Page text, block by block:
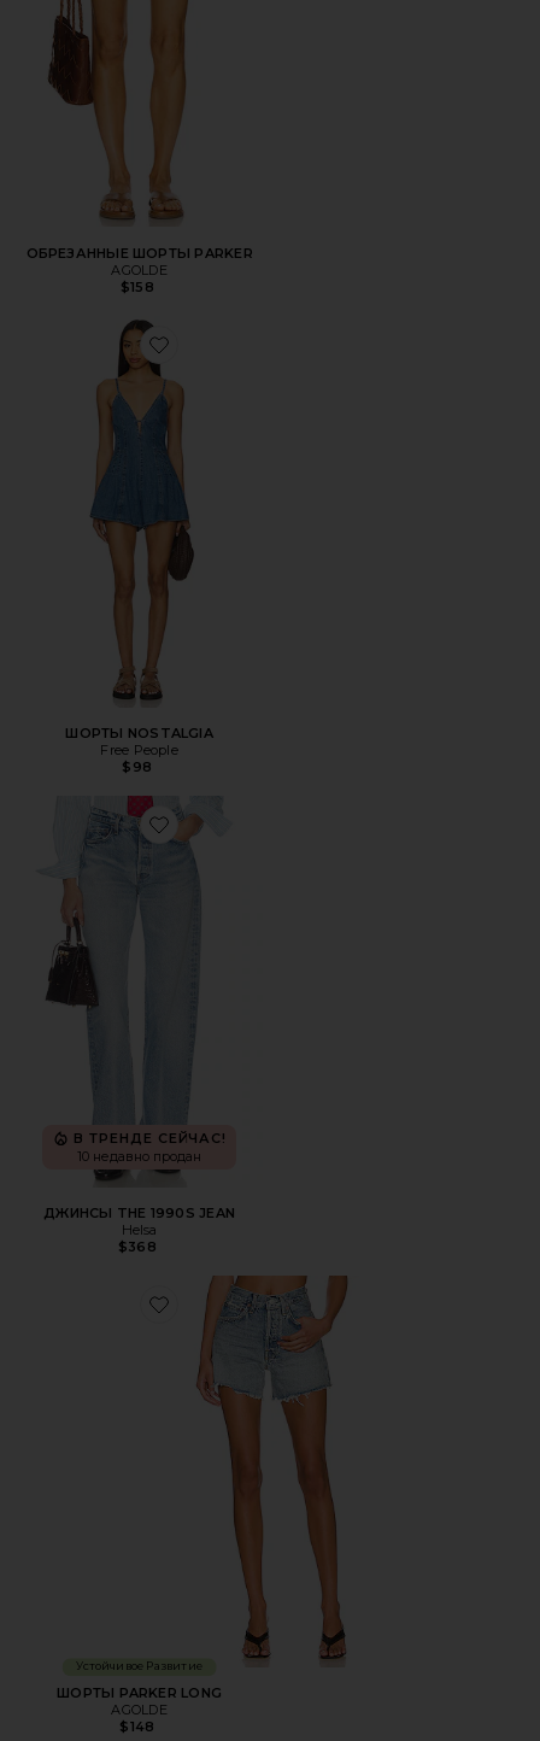
ОБРЕЗАННЫЕ ШОРТЫ PARKER
AGOLDE
$158
Favorite ШОРТЫ NOSTALGIA
ШОРТЫ NOSTALGIA
Free People
$98
Favorite ДЖИНСЫ THE 1990S JEAN
В ТРЕНДЕ СЕЙЧАС!
10 недавно продан
ДЖИНСЫ THE 1990S JEAN
Helsa
$368
Favorite ШОРТЫ PARKER LONG
Устойчивое Развитие
ШОРТЫ PARKER LONG
AGOLDE
$148